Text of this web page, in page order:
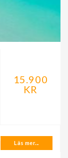
15.900
KR
Läs mer...